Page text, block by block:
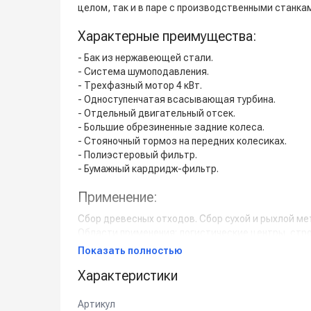
целом, так и в паре с производственными
Характерные преимущества:
- Бак из нержавеющей стали.
- Система шумоподавления.
- Трехфазный мотор 4 кВт.
- Одноступенчатая всасывающая турбина.
- Отдельный двигательный отсек.
- Большие обрезиненные задние колеса.
- Стояночный тормоз на передних колесиках.
- Полиэстеровый фильтр.
- Бумажный кардридж-фильтр.
Применение:
Сбор древесных отходов. Сбор сухой и рыхлой
*Стандартно пылесос поставляется без
Показать полностью
Характеристики
Артикул